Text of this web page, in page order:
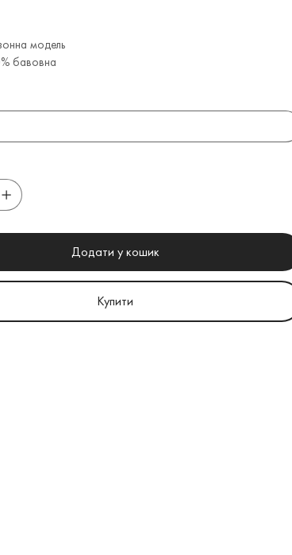
модель
бавовна
Додати у кошик
Купити